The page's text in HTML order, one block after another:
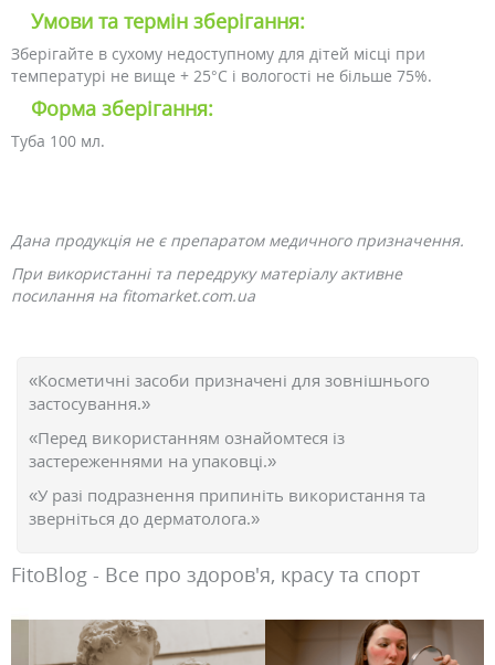
Умови та термін зберігання:
Зберігайте в сухому недоступному для дітей місці при
температурі не вище + 25°C і вологості не більше 75%.
Форма зберігання:
Туба 100 мл.
Дана продукція не є препаратом медичного призначення.
При використанні та передруку матеріалу активне
посилання на fitomarket.com.ua
«Косметичні засоби призначені для зовнішнього
застосування.»
«Перед використанням ознайомтеся із
застереженнями на упаковці.»
«У разі подразнення припиніть використання та
зверніться до дерматолога.»
FitoBlog - Все про здоров'я, красу та спорт